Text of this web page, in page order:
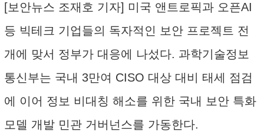
[보안뉴스 조재호 기자] 미국 앤트로픽과 오픈AI
등 빅테크 기업들의 독자적인 보안 프로젝트 전
개에 맞서 정부가 대응에 나섰다. 과학기술정보
통신부는 국내 3만여 CISO 대상 대비 태세 점검
에 이어 정보 비대칭 해소를 위한 국내 보안 특화
모델 개발 민관 거버넌스를 가동한다.